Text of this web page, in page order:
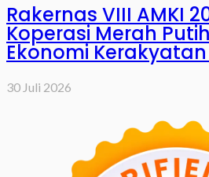
Rakernas VIII AMKI
Koperasi Merah
Ekonomi
30 Juli 2026